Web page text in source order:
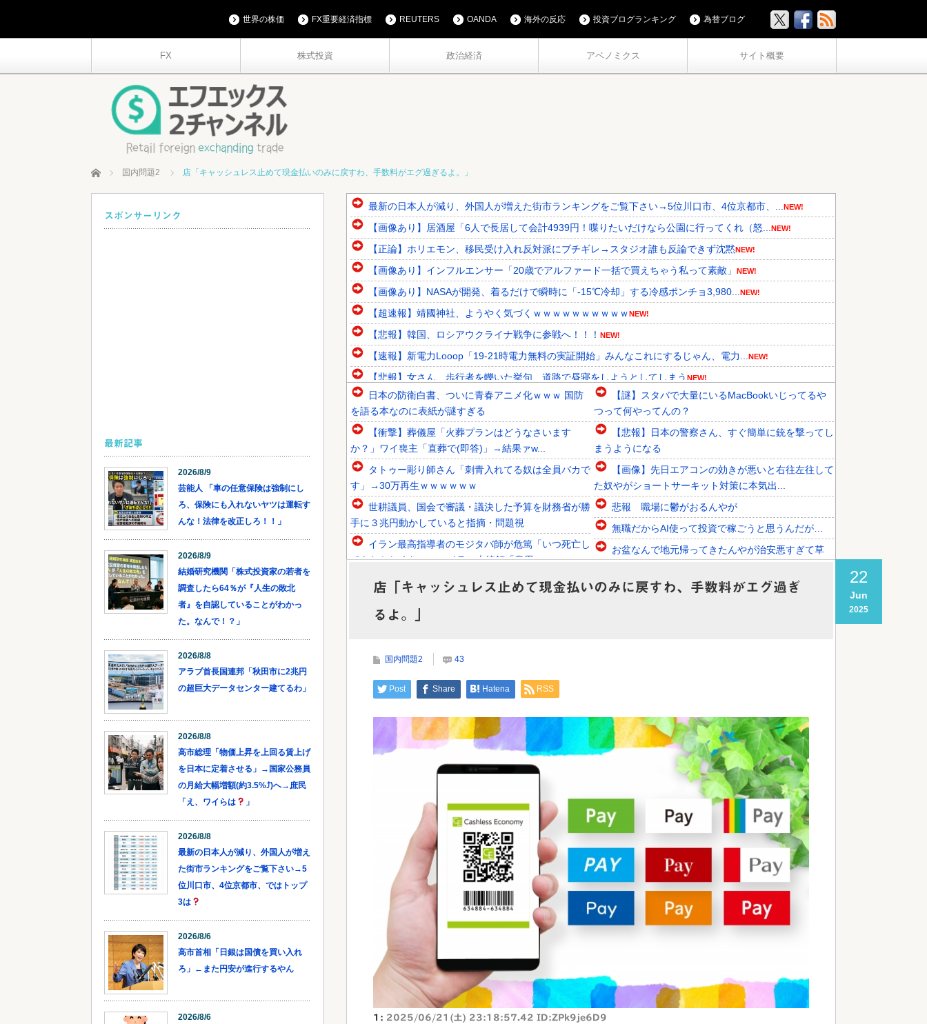
FX 株式投資 政治経済 アベノミクス サイト概要
世界の株価 FX重要経済指標 REUTERS OANDA 海外の反応 投資ブログランキング 為替ブログ
ホーム 国内問題2 店「キャッシュレス止めて現金払いのみに戻すわ、手数料がエグ過ぎるよ。」
最新の日本人が減り、外国人が増えた街市ランキングをご覧下さい→5位川口市、4位京都市、... NEW!
【画像あり】居酒屋「6人で長居して会計4939円！喋りたいだけなら公園に行ってくれ（怒... NEW!
【正論】ホリエモン、移民受け入れ反対派にブチギレ→スタジオ誰も反論できず沈黙NEW!
【画像あり】インフルエンサー「20歳でアルファード一括で買えちゃう私って素敵」 NEW!
【画像あり】NASAが開発、着るだけで瞬時に「-15℃冷却」する冷感ポンチョ3,980... NEW!
【超速報】靖國神社、ようやく気づくｗｗｗｗｗｗｗｗｗｗNEW!
【悲報】韓国、ロシアウクライナ戦争に参戦へ！！！ NEW!
【速報】新電力Looop「19-21時電力無料の実証開始」みんなこれにするじゃん、電力... NEW!
【悲報】女さん、歩行者を轢いた挙句、道路で昼寝をしようとしてしまう NEW!
韓国人「日本の甲子園で美人すぎる女子高校生マネージャーが見つかり話題に！」→「青春のワ...NEW!
韓国人「韓国のイメージ失墜は免れないのか？2011〜12年の国際試合における外国審判へ...NEW!
韓国人「30年前から変わらない日本の女子高生の姿に韓国人が衝撃！何故変わらないデザイン...
Powered by livedoor 相互RSS
日本の防衛白書、ついに青春アニメ化ｗｗｗ 国防
を語る本なのに表紙が謎すぎる
【衝撃】葬儀屋「火葬プランはどうなさいます
か？」ワイ喪主「直葬で(即答)」→結果ァw...
タトゥー彫り師さん「刺青入れてる奴は全員バカで
す」→30万再生ｗｗｗｗｗｗ
世耕議員、国会で審議・議決した予算を財務省が勝
手に３兆円動かしていると指摘・問題視
イラン最高指導者のモジタバ師が危篤「いつ死亡し
てもおかしくない」…イラン大統領「意思...
【画像あり】ロピアのパワー全開おにぎり「444
円」がコチラｗｗｗｗｗ
強風で欄干が全面的に倒壊した中国の橋、倒壊した
【謎】スタバで大量にいるMacBookいじってるや
つって何やってんの？
【悲報】日本の警察さん、すぐ簡単に銃を撃ってし
まうようになる
【画像】先日エアコンの効きが悪いと右往左往して
た奴やがショートサーキット対策に本気出...
悲報 職場に鬱がおるんやが
無職だからAI使って投資で稼ごうと思うんだが…
お盆なんで地元帰ってきたんやが治安悪すぎて草
今後の対応は「法的専門家への相談を行い...
22
Jun
2025
店「キャッシュレス止めて現金払いのみに戻すわ、手数料がエグ過ぎ
るよ。」
国内問題2 43
Post Share Hatena RSS
1: 2025/06/21(土) 23:18:57.42 ID:ZPk9je6D9
スポンサーリンク
最新記事
2026/8/9
芸能人 「車の任意保険は強制にし
ろ、保険にも入れないヤツは運転す
んな！法律を改正しろ！！」
2026/8/9
結婚研究機関「株式投資家の若者を
調査したら64％が『人生の敗北
者』を自認していることがわかっ
た。なんで！？」
2026/8/8
アラブ首長国連邦「秋田市に2兆円
の超巨大データセンター建てるわ」
2026/8/8
高市総理「物価上昇を上回る賃上げ
を日本に定着させる」→国家公務員
の月給大幅増額(約3.5%⤴)へ→庶民
「え、ワイらは
」
2026/8/8
最新の日本人が減り、外国人が増え
た街市ランキングをご覧下さい→5
位川口市、4位京都市、ではトップ
3は
2026/8/6
高市首相「日銀は国債を買い入れ
ろ」←また円安が進行するやん
2026/8/6